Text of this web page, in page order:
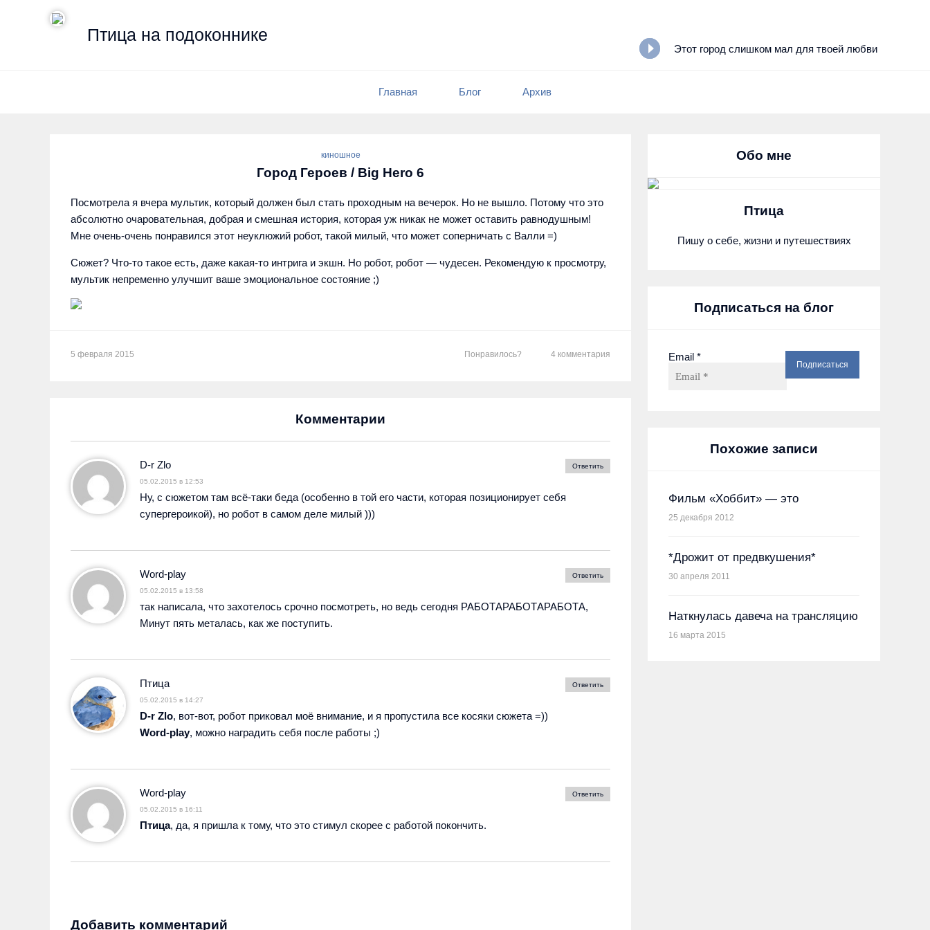
Птица на подоконнике
Этот город слишком мал для твоей любви
Главная Блог Архив
киношное
Город Героев / Big Hero 6
Посмотрела я вчера мультик, который должен был стать проходным на вечерок. Но не вышло. Потому что это
абсолютно очаровательная, добрая и смешная история, которая уж никак не может оставить равнодушным!
Мне очень-очень понравился этот неуклюжий робот, такой милый, что может соперничать с Валли =)
Сюжет? Что-то такое есть, даже какая-то интрига и экшн. Но робот, робот — чудесен. Рекомендую к просмотру,
мультик непременно улучшит ваше эмоциональное состояние ;)
5 февраля 2015 Понравилось? 4 комментария
Комментарии
D-r Zlo
05.02.2015 в 12:53
Ну, с сюжетом там всё-таки беда (особенно в той его части, которая позиционирует себя
супергероикой), но робот в самом деле милый )))
Ответить
Word-play
05.02.2015 в 13:58
так написала, что захотелось срочно посмотреть, но ведь сегодня РАБОТАРАБОТАРАБОТА,
Минут пять металась, как же поступить.
Ответить
Птица
05.02.2015 в 14:27
D-r Zlo, вот-вот, робот приковал моё внимание, и я пропустила все косяки сюжета =))
Word-play, можно наградить себя после работы ;)
Ответить
Word-play
05.02.2015 в 16:11
Птица, да, я пришла к тому, что это стимул скорее с работой покончить.
Ответить
Добавить комментарий
Обо мне
Птица
Пишу о себе, жизни и путешествиях
Подписаться на блог
Email *
Похожие записи
Фильм «Хоббит» — это
25 декабря 2012
*Дрожит от предвкушения*
30 апреля 2011
Наткнулась давеча на трансляцию
16 марта 2015